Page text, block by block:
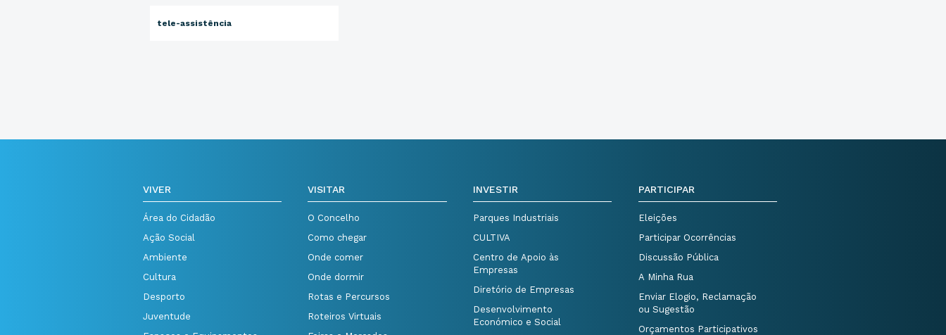
tele-assistência
VIVER
Área do Cidadão
Ação Social
Ambiente
Cultura
Desporto
Juventude
VISITAR
O Concelho
Como chegar
Onde comer
Onde dormir
Rotas e Percursos
Roteiros Virtuais
INVESTIR
Parques Industriais
CULTIVA
Centro de Apoio às
Empresas
Diretório de Empresas
Desenvolvimento
Económico e Social
PARTICIPAR
Eleições
Participar Ocorrências
Discussão Pública
A Minha Rua
Enviar Elogio, Reclamação
ou Sugestão
Orçamentos Participativos